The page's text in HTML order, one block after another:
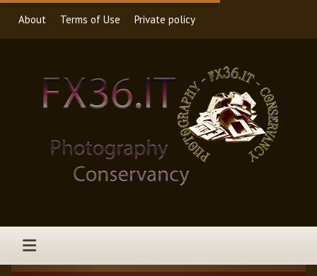
About Terms of Use Private policy